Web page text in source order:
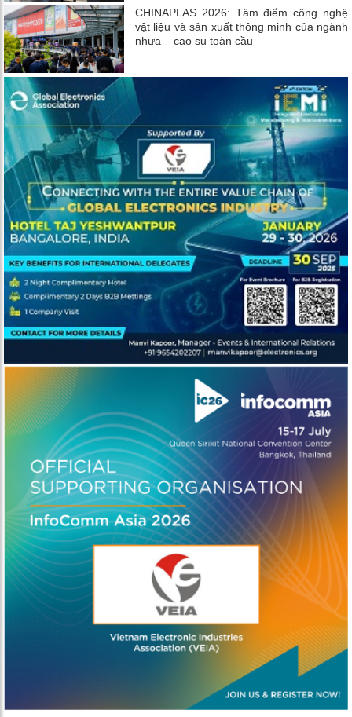
CHINAPLAS 2026: Tâm điểm công nghệ
vật liệu và sản xuất thông minh của ngành
nhựa – cao su toàn cầu